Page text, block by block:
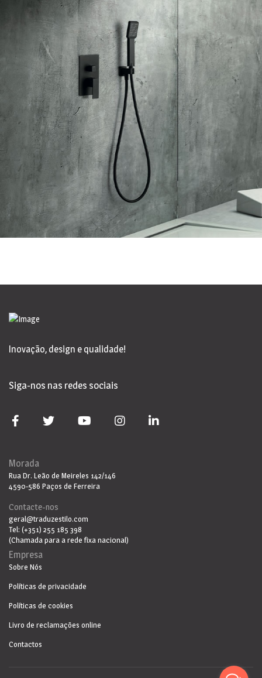
Inovação, design e qualidade!
Siga-nos nas redes sociais
Morada
Rua Dr. Leão de Meireles 142/146
4590-586 Paços de Ferreira
Contacte-nos
geral@traduzestilo.com
Tel: (+351) 255 185 398
(Chamada para a rede fixa nacional)
Empresa
Sobre Nós
Políticas de privacidade
Políticas de cookies
Livro de reclamações online
Contactos